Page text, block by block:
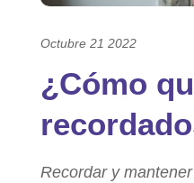
Octubre 21 2022
¿Cómo
Recordar y